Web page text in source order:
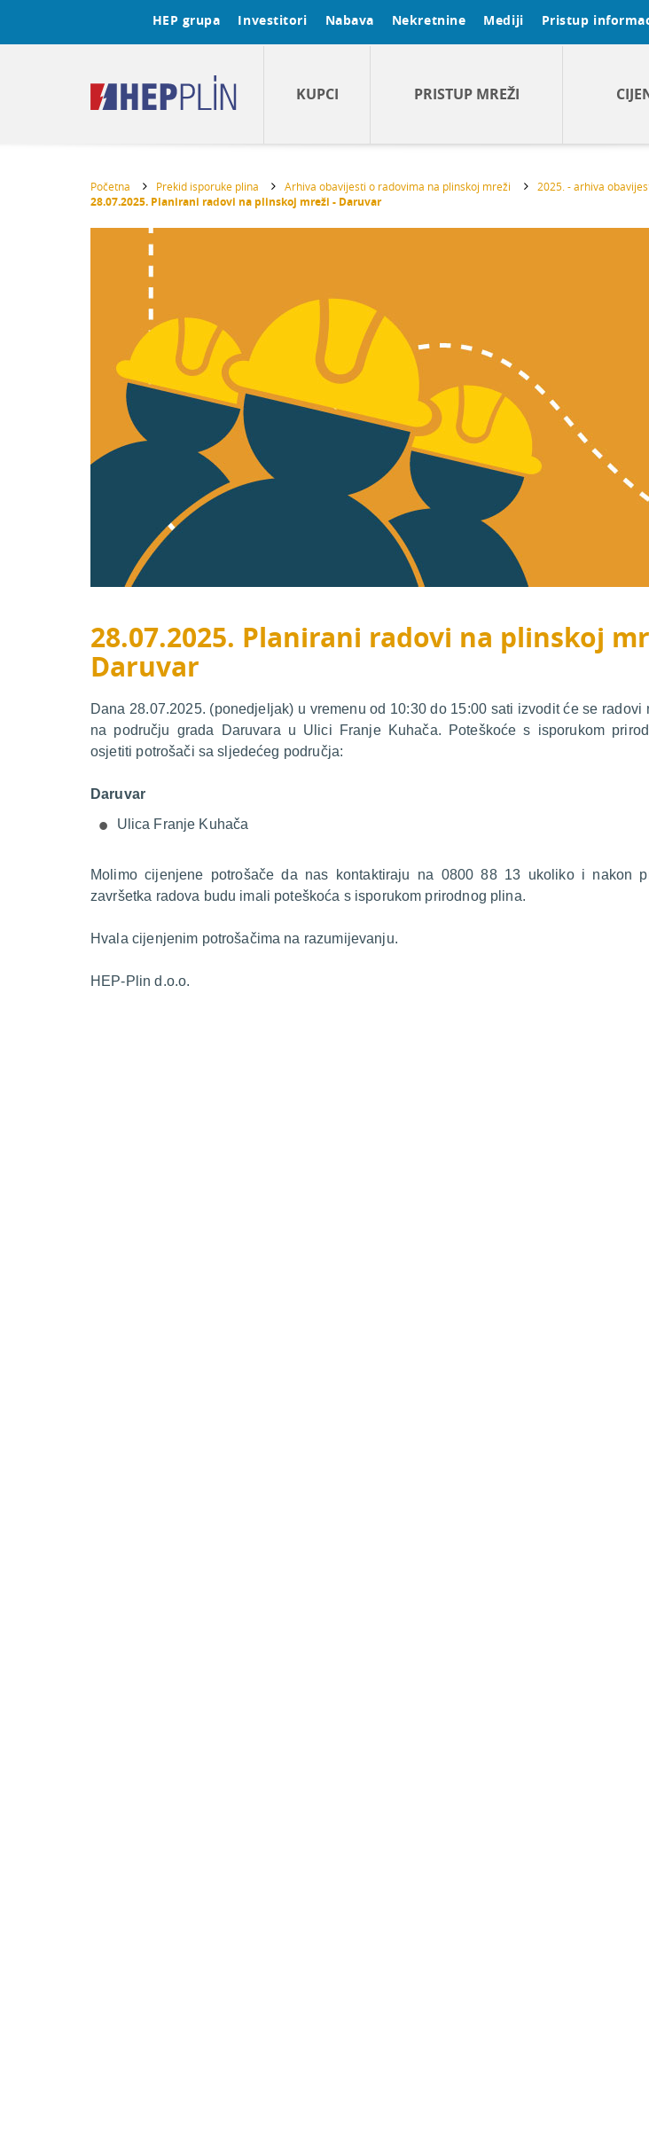
HEP grupa Investitori Nabava Nekretnine Mediji Pristup
KUPCI PRISTUP MREŽI
Početna Prekid isporuke plina Arhiva obavijesti o radovima na plinskoj mreži 2025. - arhiva
28.07.2025. Planirani radovi na plinskoj mreži - Daruvar
28.07.2025. Planirani radovi na plinskoj
Daruvar
Dana 28.07.2025. (ponedjeljak) u vremenu od 10:30 do 15:00 sati izvodit će se radovi
na području grada Daruvara u Ulici Franje Kuhača. Poteškoće s isporukom
osjetiti potrošači sa sljedećeg područja:
Daruvar
Ulica Franje Kuhača
Molimo cijenjene potrošače da nas kontaktiraju na 0800 88 13 ukoliko i nakon
završetka radova budu imali poteškoća s isporukom prirodnog plina.
Hvala cijenjenim potrošačima na razumijevanju.
HEP-Plin d.o.o.